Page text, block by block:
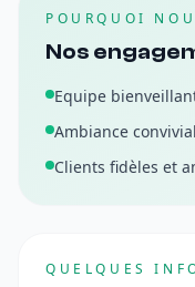
POURQUOI
Nos
Equipe
Ambiance
Clients fidèles et
QUELQUES